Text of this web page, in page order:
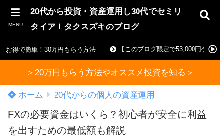
MENU
20代から投資・資産運用し30代でセミリ
タイア！タクスズキのブログ
お得で簡単！30万円もらう方法 【このブログ限定で53,000円ゲッ
＞20万円もらう方法やオススメ投資を知る＞
ホーム 20代からの個人の資産運用
FXの必要資金はいくら？初心者が安全に利益
を出すための最低額も解説